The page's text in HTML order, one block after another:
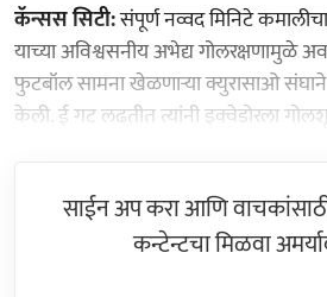
कॅन्सस सिटी:संपूर्ण नव्वद मिनिटे
याच्या अविश्वसनीय अभेद्य गोलरक्षणामुळे
फुटबॉल सामना खेळणाऱ्या क्युरासाओ संघाने
केली. ई गट लढतीत त्यांनी इक्वेडोरला
साईन अप करा आणि
कन्टेन्टचा मिळवा